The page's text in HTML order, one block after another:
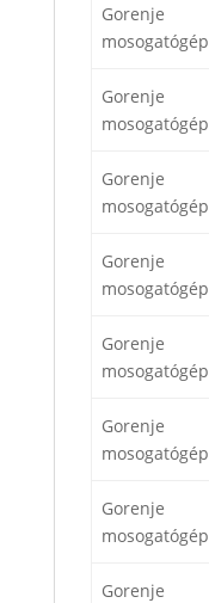
Gorenje
mosogatógép
Gorenje
mosogatógép
Gorenje
mosogatógép
Gorenje
mosogatógép
Gorenje
mosogatógép
Gorenje
mosogatógép
Gorenje
mosogatógép
Gorenje